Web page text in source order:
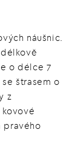
náušnic.
o délce 7
štrasem o
z
pravého